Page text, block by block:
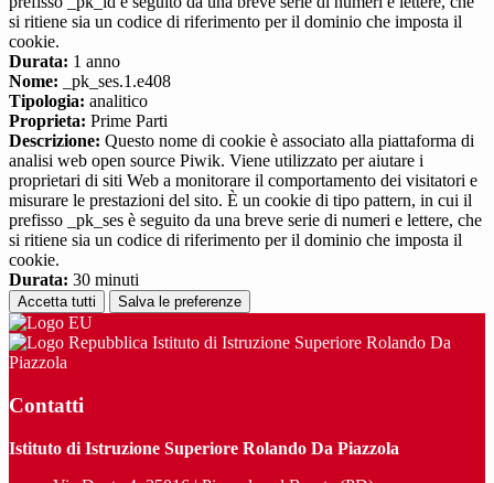
si ritiene sia un codice di riferimento per il dominio che imposta il
cookie.
Durata: 1 anno
Nome: _pk_ses.1.e408
Tipologia: analitico
Proprieta: Prime Parti
Descrizione: Questo nome di cookie è associato alla piattaforma di
analisi web open source Piwik. Viene utilizzato per aiutare i
proprietari di siti Web a monitorare il comportamento dei visitatori e
misurare le prestazioni del sito. È un cookie di tipo pattern, in cui il
prefisso _pk_ses è seguito da una breve serie di numeri e lettere, che
si ritiene sia un codice di riferimento per il dominio che imposta il
cookie.
Durata: 30 minuti
Accetta tutti Salva le preferenze
Istituto di Istruzione Superiore Rolando Da
Piazzola
Contatti
Istituto di Istruzione Superiore Rolando Da Piazzola